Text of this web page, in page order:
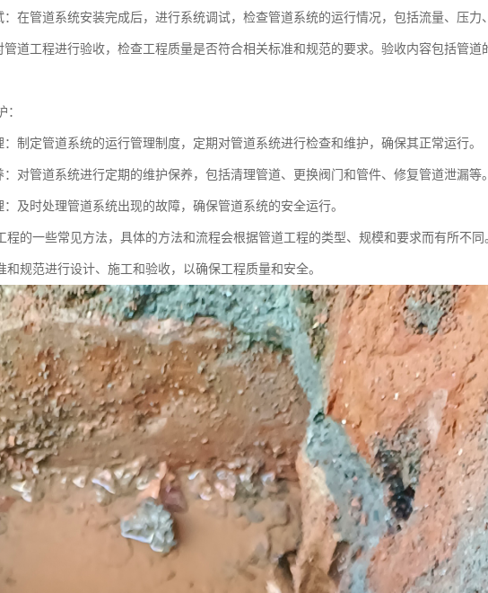
在管道系统安装完成后，进行系统调试，检查管道系统的运行情况，包括流量、压力
道工程进行验收，检查工程质量是否符合相关标准和规范的要求。验收内容包括管道
：
制定管道系统的运行管理制度，定期对管道系统进行检查和维护，确保其正常运行。
对管道系统进行定期的维护保养，包括清理管道、更换阀门和管件、修复管道泄漏等。
及时处理管道系统出现的故障，确保管道系统的安全运行。
程的一些常见方法，具体的方法和流程会根据管道工程的类型、规模和要求而有所不
和规范进行设计、施工和验收，以确保工程质量和安全。